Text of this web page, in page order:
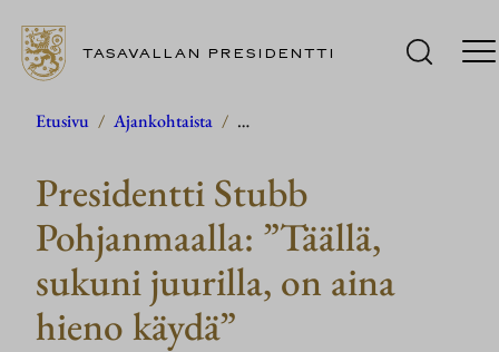
Siirry
TASAVALLAN PRESIDENTTI
Etusivu / Ajankohtaista / …
Presidentti Stubb
Pohjanmaalla: ”Täällä,
sukuni juurilla, on aina
hieno käydä”